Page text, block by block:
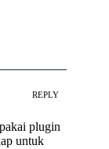
REPLY
plugin
untuk